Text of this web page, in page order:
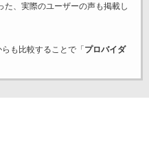
、実際のユーザーの声も掲載し
も比較することで「 プロバイダ